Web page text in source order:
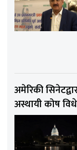
अमेरिकी
अस्थायी कोष